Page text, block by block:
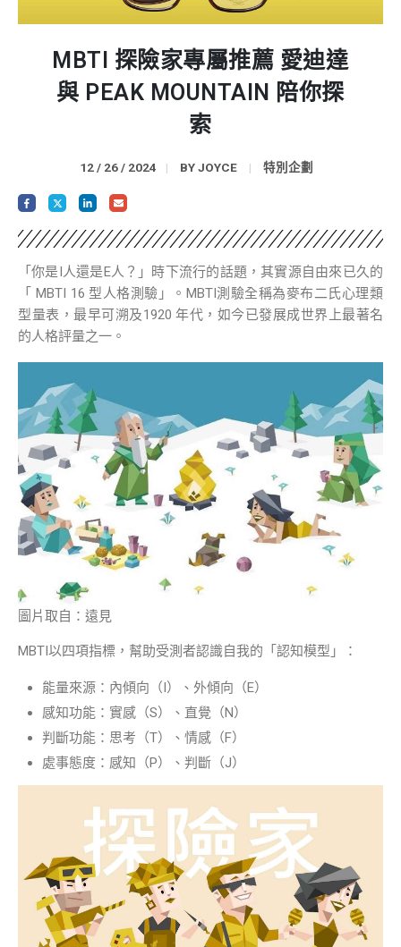
MBTI 探險家專屬推薦 愛迪達
與 PEAK MOUNTAIN 陪你探
索
12 / 26 / 2024 BY JOYCE 特別企劃
「你是I人還是E人？」時下流行的話題，其實源自由來已久的
「 MBTI 16 型人格測驗」。MBTI測驗全稱為麥布二氏心理類
型量表，最早可溯及1920 年代，如今已發展成世界上最著名
的人格評量之一。
圖片取自：遠見
MBTI以四項指標，幫助受測者認識自我的「認知模型」：
能量來源：內傾向（I）、外傾向（E）
感知功能：實感（S）、直覺（N）
判斷功能：思考（T）、情感（F）
處事態度：感知（P）、判斷（J）